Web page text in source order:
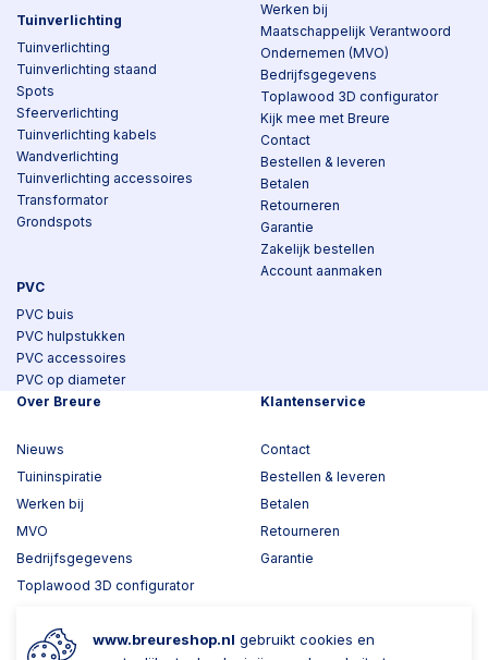
Tuinverlichting
Tuinverlichting
Tuinverlichting staand
Spots
Sfeerverlichting
Tuinverlichting kabels
Wandverlichting
Tuinverlichting accessoires
Transformator
Grondspots
PVC
PVC buis
PVC hulpstukken
PVC accessoires
PVC op diameter
Werken bij
Maatschappelijk Verantwoord
Ondernemen (MVO)
Bedrijfsgegevens
Toplawood 3D configurator
Kijk mee met Breure
Contact
Bestellen & leveren
Betalen
Retourneren
Garantie
Zakelijk bestellen
Account aanmaken
Over Breure
Nieuws
Tuininspiratie
Werken bij
MVO
Bedrijfsgegevens
Toplawood 3D configurator
Klantenservice
Contact
Bestellen & leveren
Betalen
Retourneren
Garantie
www.breureshop.nl gebruikt cookies en